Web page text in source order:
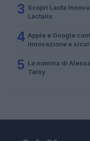
3 Scopri Lacta
Lactalis
4 Apple e Google
innovazione e
5 La nomina di
Telsy